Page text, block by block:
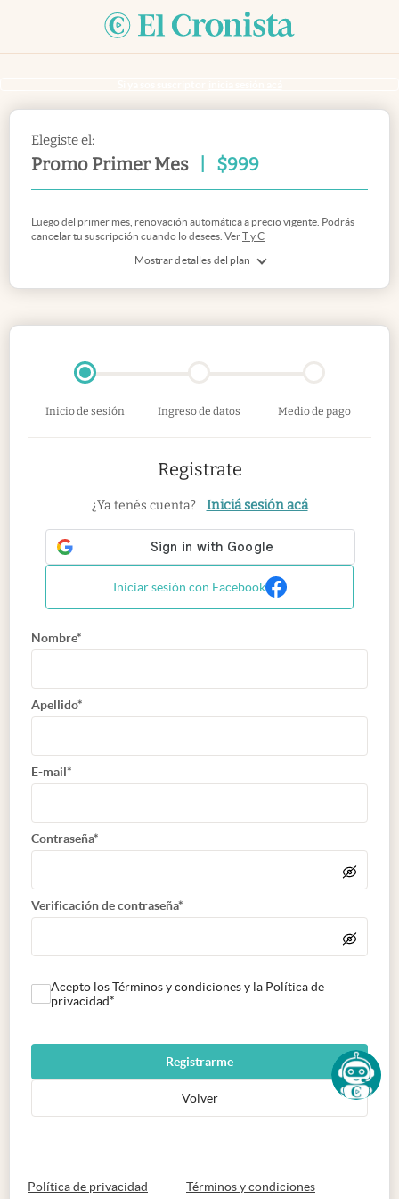
Elegiste el:
Promo Primer Mes $999
Mostrar detalles del plan
Luego del primer mes, renovación automática a precio vigente. Podrás
cancelar tu suscripción cuando lo desees. VerT y C
Inicio de sesión Ingreso de datos Medio de pago
Registrate
¿Ya tenés cuenta? Iniciá sesión acá
Iniciar sesión con Facebook
Nombre*
Apellido*
E-mail*
Contraseña*
Verificación de contraseña*
Acepto los Términos y condiciones y la Política de
privacidad*
Registrarme
Volver
Política de privacidad abre en nueva pestaña
Términos y condicionesabre en nueva